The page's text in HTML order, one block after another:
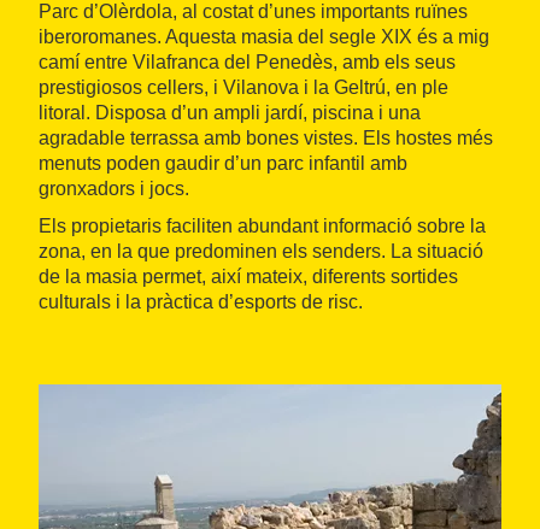
Parc d’Olèrdola, al costat d’unes importants ruïnes
iberoromanes. Aquesta masia del segle XIX és a mig
camí entre Vilafranca del Penedès, amb els seus
prestigiosos cellers, i Vilanova i la Geltrú, en ple
litoral. Disposa d’un ampli jardí, piscina i una
agradable terrassa amb bones vistes. Els hostes més
menuts poden gaudir d’un parc infantil amb
gronxadors i jocs.
Els propietaris faciliten abundant informació sobre la
zona, en la que predominen els senders. La situació
de la masia permet, així mateix, diferents sortides
culturals i la pràctica d’esports de risc.